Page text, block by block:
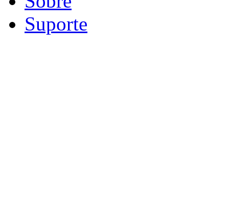
Suporte